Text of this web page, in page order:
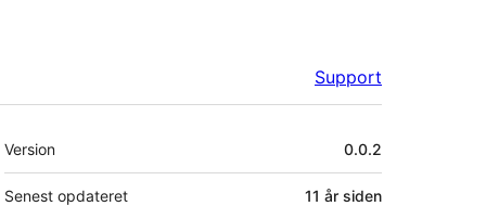
Support
Meta
Version 0.0.2
Senest opdateret 11 år siden